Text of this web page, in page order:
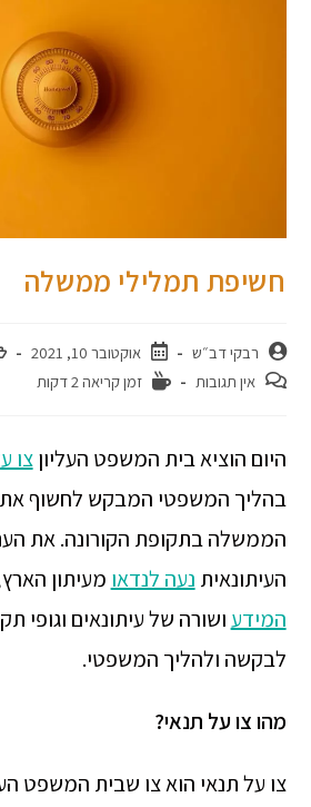
חשיפת תמלילי ממשלה
רבקי דב״ש אוקטובר 10, 2021
אין תגובות
זמן קריאה 2 דקות
היום הוציא בית המשפט העליוןצו
בהליך המשפטי המבקש לחשוף את
הממשלה בתקופת הקורונה. את
העיתונאית נעה לנדאו מעיתון
המידעושורה של עיתונאים וגופי
לבקשה ולהליך המשפטי.
מהו צו על תנאי?
צו על תנאי הוא צו שבית המשפט